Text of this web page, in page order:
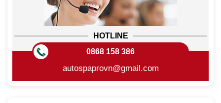
HOTLINE
0868 158 386
autospaprovn@gmail.com